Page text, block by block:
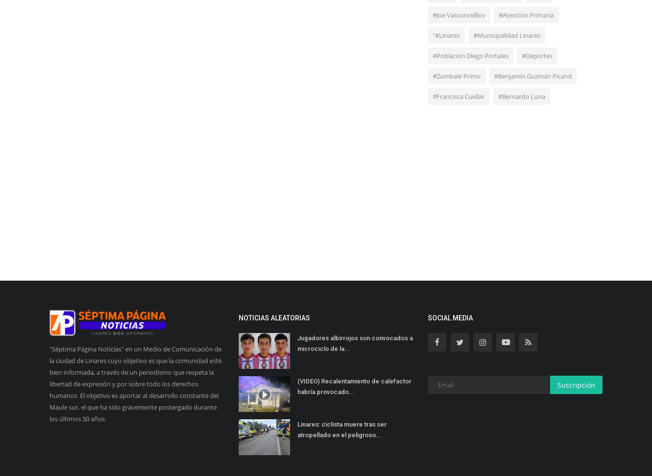
#Joe Vasconcelllos #Atención Primaria
"#Linares #Municipalidad Linares
#Población Diego Portales #Deportes
#Zumbale Primo #Benjamín Guzmán Picand
#Francisca Cuellar #Bernardo Luna
"Séptima Página Noticias" en un Medio de Comunicación de
la ciudad de Linares cuyo objetivo es que la comunidad esté
bien informada, a través de un periodismo que respeta la
libertad de expresión y por sobre todo los derechos
humanos. El objetivo es aportar al desarrollo constante del
Maule sur, el que ha sido gravemente postergado durante
los últimos 50 años.
NOTICIAS ALEATORIAS
Jugadores albirrojos son convocados a
microciclo de la...
(VIDEO) Recalentamiento de calefactor
habría provocado...
Linares: ciclista muere tras ser
atropellado en el peligroso...
SOCIAL MEDIA
Suscripción